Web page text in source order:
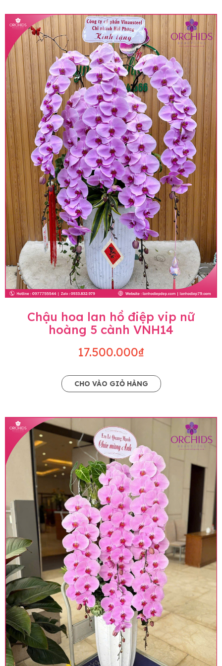
• Giá trên được miễn ship giao trong nội thành,
miễn phí in thiệp - banner theo yêu cầu khách
hàng.
• Beautiful Orchids liên kết với các cửa hàng
trên toàn quốc để phục vụ giao hoa tận nơi, mỗi
khu vực sẽ có mức giá khác nhau (tùy vào chi
phí mặt bằng, nguyên vật liệu,..) nên giá có thể sẽ
thay đổi so với giá niêm yết trên website. Khách
hàng ở Tỉnh thành khác vui lòng chủ động hỏi lại
giá trước khi đặt hàng, shop sẽ chủ động báo giá
chính xác khi có địa chỉ giao hàng cụ thể.
Chậu hoa lan hồ điệp vip nữ
hoàng 5 cành VNH14
17.500.000₫
CHO VÀO GIỎ HÀNG